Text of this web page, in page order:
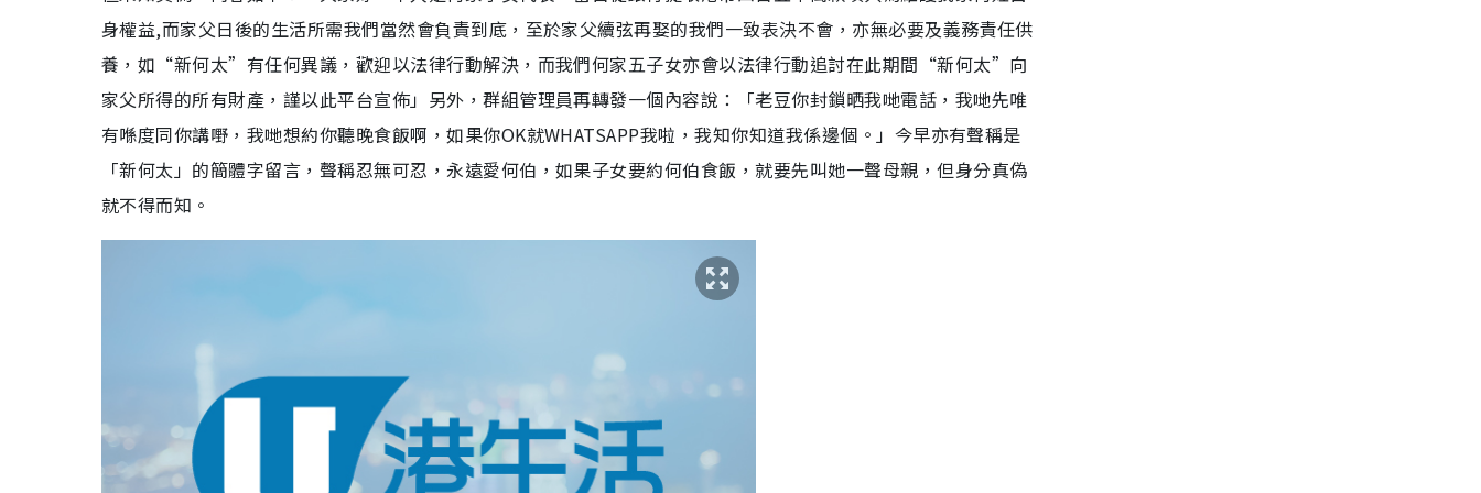
身權益,而家父日後的生活所需我們當然會負責到底，至於家父續弦再娶的我們一致表決不會，亦無必要及義務責任供
養，如“新何太”有任何異議，歡迎以法律行動解決，而我們何家五子女亦會以法律行動追討在此期間“新何太”向
家父所得的所有財產，謹以此平台宣佈」另外，群組管理員再轉發一個內容說：「老豆你封鎖晒我哋電話，我哋先唯
有喺度同你講嘢，我哋想約你聽晚食飯啊，如果你OK就WHATSAPP我啦，我知你知道我係邊個。」今早亦有聲稱是
「新何太」的簡體字留言，聲稱忍無可忍，永遠愛何伯，如果子女要約何伯食飯，就要先叫她一聲母親，但身分真偽
就不得而知。